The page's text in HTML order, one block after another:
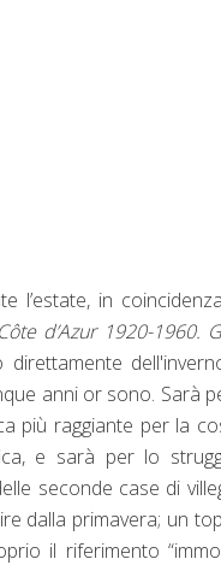
l’estate, in
Côte d’Azur 1920-1960.
direttamente
anni or sono. Sarà
più raggiante per la
e sarà per lo
seconde case di
dalla primavera; un
il riferimento